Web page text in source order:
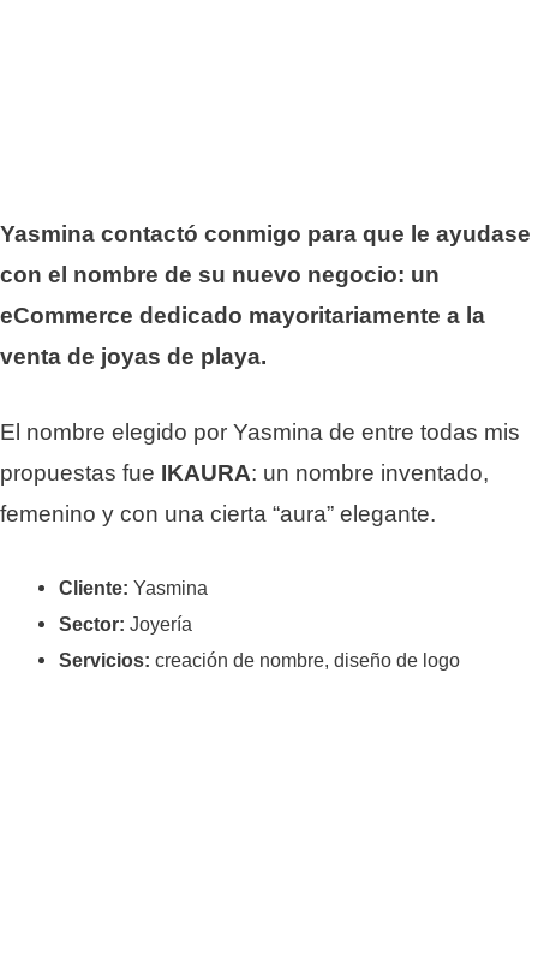
Yasmina contactó conmigo para que le ayudase
con el nombre de su nuevo negocio: un
eCommerce dedicado mayoritariamente a la
venta de joyas de playa.
El nombre elegido por Yasmina de entre todas mis
propuestas fue IKAURA: un nombre inventado,
femenino y con una cierta “aura” elegante.
Cliente: Yasmina
Sector: Joyería
Servicios: creación de nombre, diseño de logo